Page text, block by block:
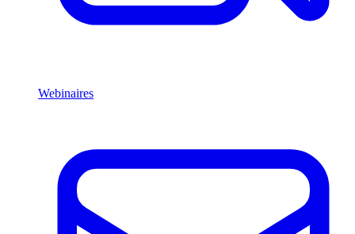
Webinaires